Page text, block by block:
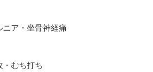
ニア・坐骨神経痛
・むち打ち